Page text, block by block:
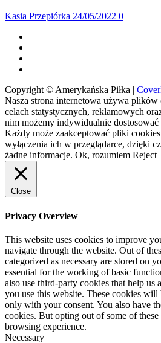
Kasia Przepiórka 24/05/2022 0
Copyright © Amerykańska Piłka |
Nasza strona internetowa używa
celach statystycznych, reklamowych
nim możemy indywidualnie
Każdy może zaakceptować pliki
wyłączenia ich w przeglądarce, dzięki
żadne informacje. Ok, rozumiem Reject
Close
Privacy Overview
This website uses cookies to improve
navigate through the website. Out of
categorized as necessary are stored on
essential for the working of basic
also use third-party cookies that help us
you use this website. These cookies
only with your consent. You also have
cookies. But opting out of some of
browsing experience.
Necessary